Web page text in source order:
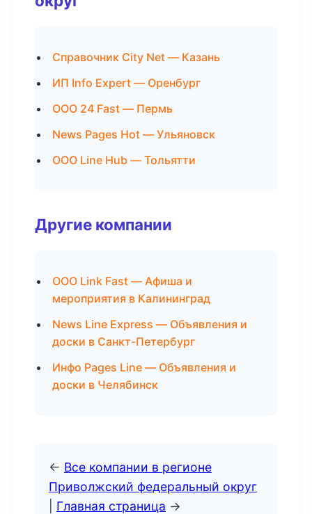
Справочник City Net — Казань
ИП Info Expert — Оренбург
ООО 24 Fast — Пермь
News Pages Hot — Ульяновск
ООО Line Hub — Тольятти
Другие компании
ООО Link Fast — Афиша и
мероприятия в Калининград
News Line Express — Объявления и
доски в Санкт-Петербург
Инфо Pages Line — Объявления и
доски в Челябинск
← Все компании в регионе
Приволжский федеральный округ
Главная страница →